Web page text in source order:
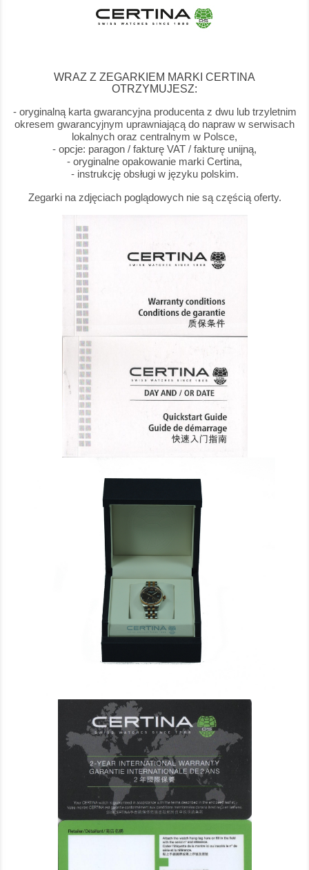
WRAZ Z ZEGARKIEM MARKI CERTINA
OTRZYMUJESZ:
- oryginalną karta gwarancyjna producenta z dwu lub trzyletnim
okresem gwarancyjnym uprawniającą do napraw w serwisach
lokalnych oraz centralnym w Polsce,
- opcje: paragon / fakturę VAT / fakturę unijną,
- oryginalne opakowanie marki Certina,
- instrukcję obsługi w języku polskim.
Zegarki na zdjęciach poglądowych nie są częścią oferty.